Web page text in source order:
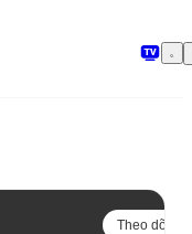
Theo dõi